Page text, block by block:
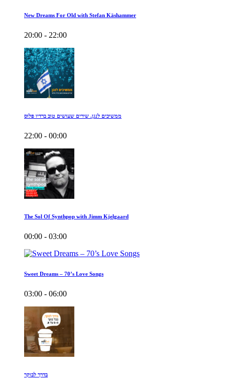
New Dreams For Old with Stefan Käshammer
20:00 - 22:00
ממשיכים לנגן. שירים שעושים טוב ברדיו פלוס
22:00 - 00:00
The Sol Of Synthpop with Jimm Kjelgaard
00:00 - 03:00
Sweet Dreams – 70’s Love Songs
03:00 - 06:00
בדרך לבוקר